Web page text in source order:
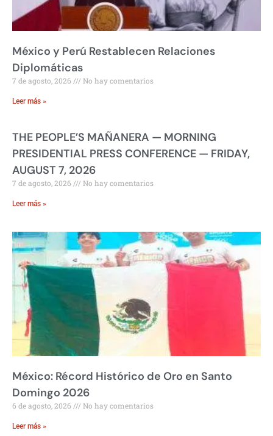
México y Perú Restablecen Relaciones
Diplomáticas
7 de agosto, 2026 No hay comentarios
Leer más »
THE PEOPLE’S MAÑANERA — MORNING
PRESIDENTIAL PRESS CONFERENCE — FRIDAY,
AUGUST 7, 2026
7 de agosto, 2026 No hay comentarios
Leer más »
México: Récord Histórico de Oro en Santo
Domingo 2026
6 de agosto, 2026 No hay comentarios
Leer más »